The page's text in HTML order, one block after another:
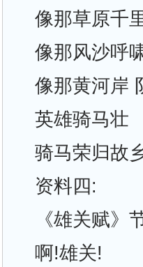
像那草原千
像那风沙呼
像那黄河岸
英雄骑马壮
骑马荣归故
资料四:
《雄关赋》
啊!雄关!